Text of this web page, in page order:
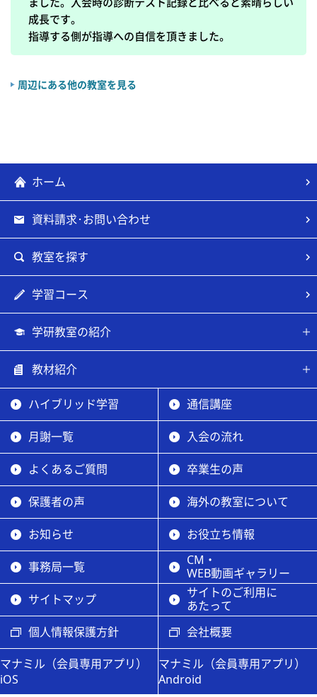
成長です。
指導する側が指導への自信を頂きました。
周辺にある他の教室を見る
ホーム
資料請求･お問い合わせ
教室を探す
学習コース
学研教室の紹介
教材紹介
ハイブリッド学習 通信講座
月謝一覧 入会の流れ
よくあるご質問 卒業生の声
保護者の声 海外の教室について
お知らせ お役立ち情報
事務局一覧
CM・
WEB動画ギャラリー
サイトマップ
サイトのご利用に
あたって
個人情報保護方針
会社概要
マナミル（会員専用アプリ）
iOS
マナミル（会員専用アプリ）
Android